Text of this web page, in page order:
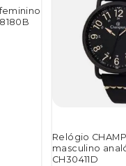
Relógio
masculino
CH30411D